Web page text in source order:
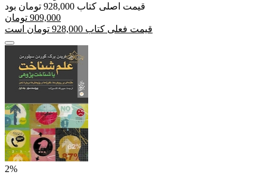
قیمت اصلی کتاب 928,000 تومان بود
909,000 تومان
قیمت فعلی کتاب 928,000 تومان است
2%